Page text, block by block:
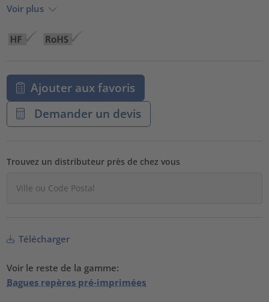
Voir plus
Ajouter aux favoris
Demander un devis
Trouvez un distributeur près de chez vous
Télécharger
Voir le reste de la gamme:
Bagues repères pré-imprimées